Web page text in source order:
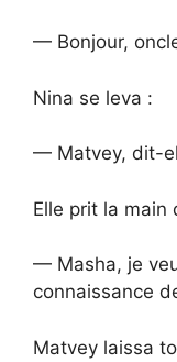
— Bonjour,
Nina se leva :
— Matvey, dit-
Elle prit la main
— Masha, je
connaissance
Matvey laissa